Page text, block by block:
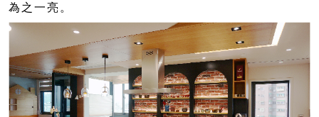
為之一亮。